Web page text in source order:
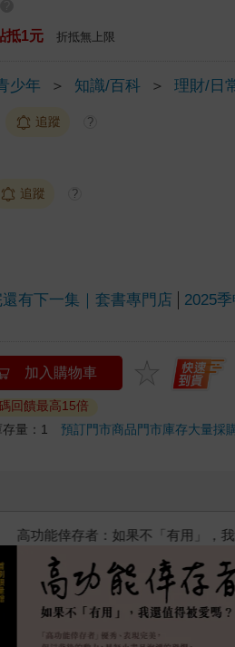
抵1元 折抵無上限
少年 ＞ 知識/百科 ＞ 理財/日
追蹤 ?
追蹤 ?
有下一集｜套書專門店 2025
加入購物車
回饋最高15倍
存量：1預訂門市商品門市庫存大量採
開學季預購優惠